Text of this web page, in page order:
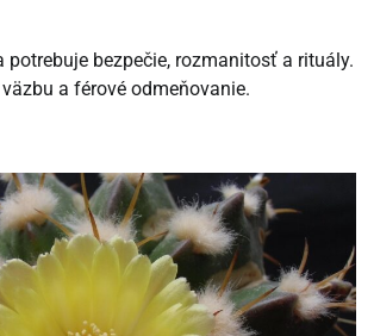
bezpečie, rozmanitosť a rituály.
a férové odmeňovanie.